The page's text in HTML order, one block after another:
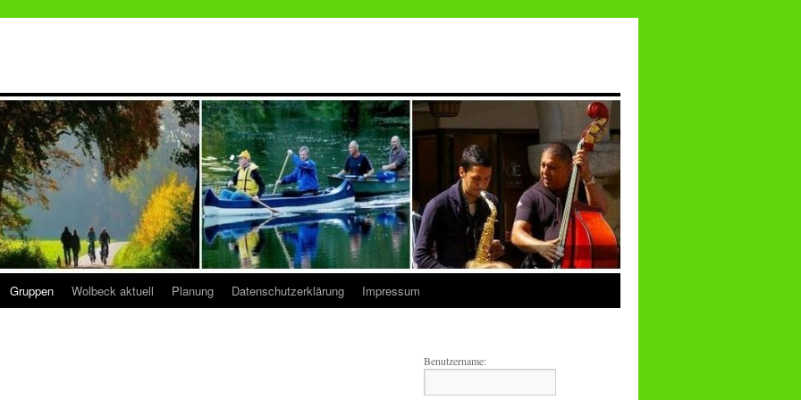
Gruppen Wolbeck aktuell Planung Datenschutzerklärung Impressum
Benutzername: